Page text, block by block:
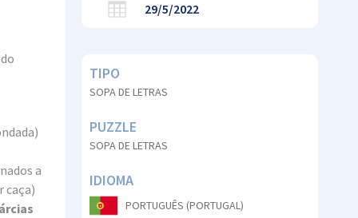
a
caça)
29/5/2022
TIPO
SOPA DE LETRAS
PUZZLE
SOPA DE LETRAS
IDIOMA
PORTUGUÊS (PORTUGAL)